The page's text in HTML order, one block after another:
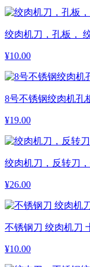
绞肉机刀，孔板，
¥10.00
8号不锈钢绞肉机孔
¥19.00
绞肉机刀，反转刀
¥26.00
不锈钢刀 绞肉机刀
¥10.00